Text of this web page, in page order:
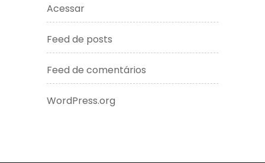
Acessar
Feed de posts
Feed de comentários
WordPress.org